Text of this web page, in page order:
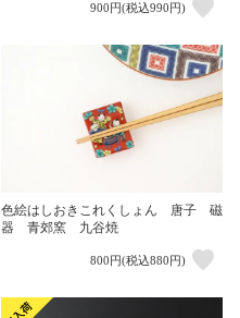
900円(税込990円)
色絵はしおきこれくしょん 唐子 磁
器 青郊窯 九谷焼
800円(税込880円)